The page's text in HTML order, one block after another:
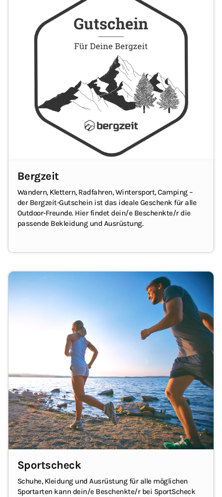
Bergzeit
Wandern, Klettern, Radfahren, Wintersport, Camping –
der Bergzeit-Gutschein ist das ideale Geschenk für alle
Outdoor-Freunde. Hier findet dein/e Beschenkte/r die
passende Bekleidung und Ausrüstung.
Sportscheck
Schuhe, Kleidung und Ausrüstung für alle möglichen
Sportarten kann dein/e Beschenkte/r bei SportScheck